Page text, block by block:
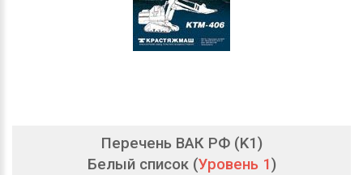
Перечень ВАК РФ (K1)
Белый список (Уровень 1)